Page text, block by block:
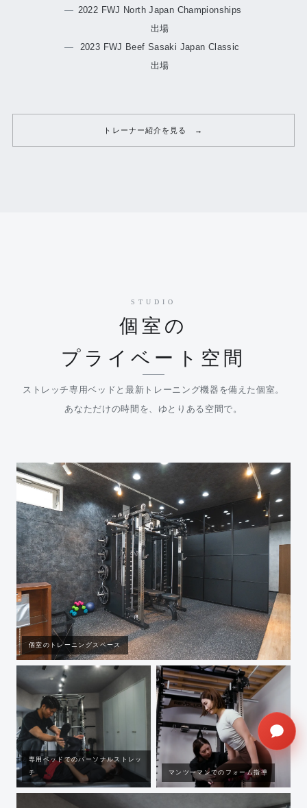
2022 FWJ North Japan Championships
出場
2023 FWJ Beef Sasaki Japan Classic
出場
トレーナー紹介を見る
STUDIO
個室の
プライベート空間
ストレッチ専用ベッドと最新トレーニング機器を備えた個室。
あなただけの時間を、ゆとりある空間で。
個室のトレーニングスペース
専用ベッドでのパーソナルストレッ
チ
マンツーマンでのフォーム指導